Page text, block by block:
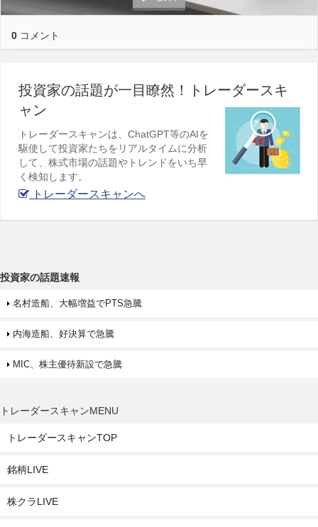
0 コメント
投資家の話題が一目瞭然！トレーダースキ
ャン
トレーダースキャンは、ChatGPT等のAIを
駆使して投資家たちをリアルタイムに分析
して、株式市場の話題やトレンドをいち早
く検知します。
トレーダースキャンへ
投資家の話題速報
名村造船、大幅増益でPTS急騰
内海造船、好決算で急騰
MIC、株主優待新設で急騰
トレーダースキャンMENU
トレーダースキャンTOP
銘柄LIVE
株クラLIVE